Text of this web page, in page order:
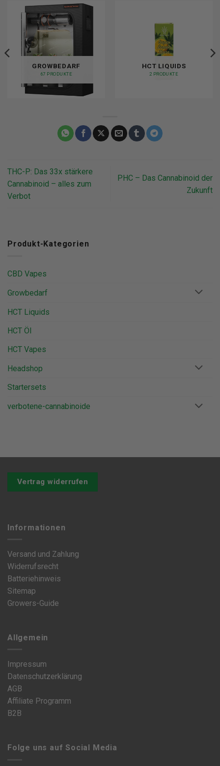
GROWBEDARF
67 PRODUKTE
HCT LIQUIDS
2 PRODUKTE
THC-P: Das 33x stärkere
Cannabinoid – alles zum
Verbot
PHC – Das Cannabinoid der
Zukunft
Produkt-Kategorien
CBD Vapes
Growbedarf
HCT Liquids
HCT Öl
HCT Vapes
Headshop
Startersets
verbotene-cannabinoide
Vertrag widerrufen
Informationen
Versand und Zahlung
Widerrufsrecht
Batteriehinweis
Sitemap
Growers-Guide
Allgemein
Impressum
Datenschutzerklärung
AGB
Affiliate Programm
B2B
Folge uns auf Social Media